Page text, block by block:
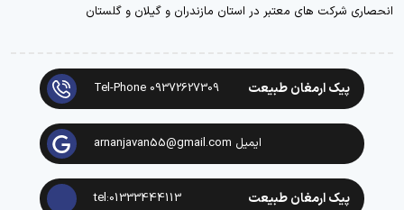
انحصاری شرکت های معتبر در استان مازندران و گیلان و گلستان
پیک ارمغان طبیعت Tel-Phone 09372627309
ایمیل arnanjavan55@gmail.com
پیک ارمغان طبیعت tel:01333444113